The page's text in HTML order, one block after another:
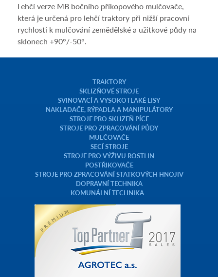
Lehčí verze MB bočního příkopového mulčovače,
která je určená pro lehčí traktory při nižší pracovní
rychlosti k mulčování zemědělské a užitkové půdy na
sklonech +90°/-50°.
TRAKTORY
SKLIZŇOVÉ STROJE
SVINOVACÍ A VYSOKOTLAKÉ LISY
NAKLADAČE, RÝPADLA A MANIPULÁTORY
STROJE PRO SKLIZEŇ PÍCE
STROJE PRO ZPRACOVÁNÍ PŮDY
MULČOVAČE
SECÍ STROJE
STROJE PRO VÝŽIVU ROSTLIN
POSTŘIKOVAČE
STROJE PRO ZPRACOVÁNÍ STATKOVÝCH HNOJIV
DOPRAVNÍ TECHNIKA
KOMUNÁLNÍ TECHNIKA